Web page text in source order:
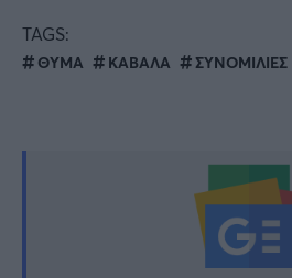
TAGS:
ΘΥΜΑ ΚΑΒΑΛΑ ΣΥΝΟΜΙΛΙΕΣ